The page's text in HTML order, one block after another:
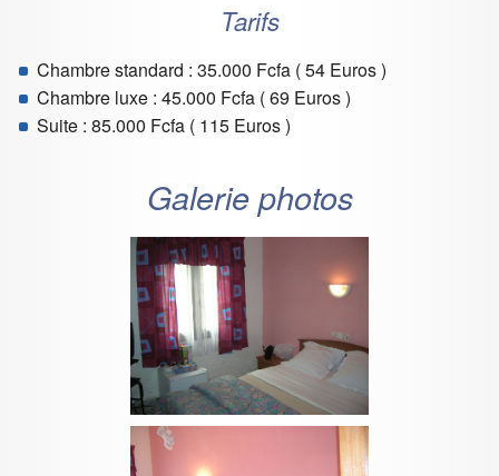
Tarifs
Chambre standard : 35.000 Fcfa ( 54 Euros )
Chambre luxe : 45.000 Fcfa ( 69 Euros )
Suite : 85.000 Fcfa ( 115 Euros )
Galerie photos